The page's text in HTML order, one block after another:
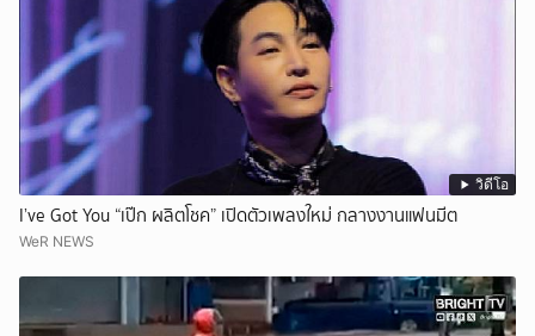
วิดีโอ
I’ve Got You “เป๊ก ผลิตโชค” เปิดตัวเพลงใหม่ กลางงานแฟนมีต
WeR NEWS